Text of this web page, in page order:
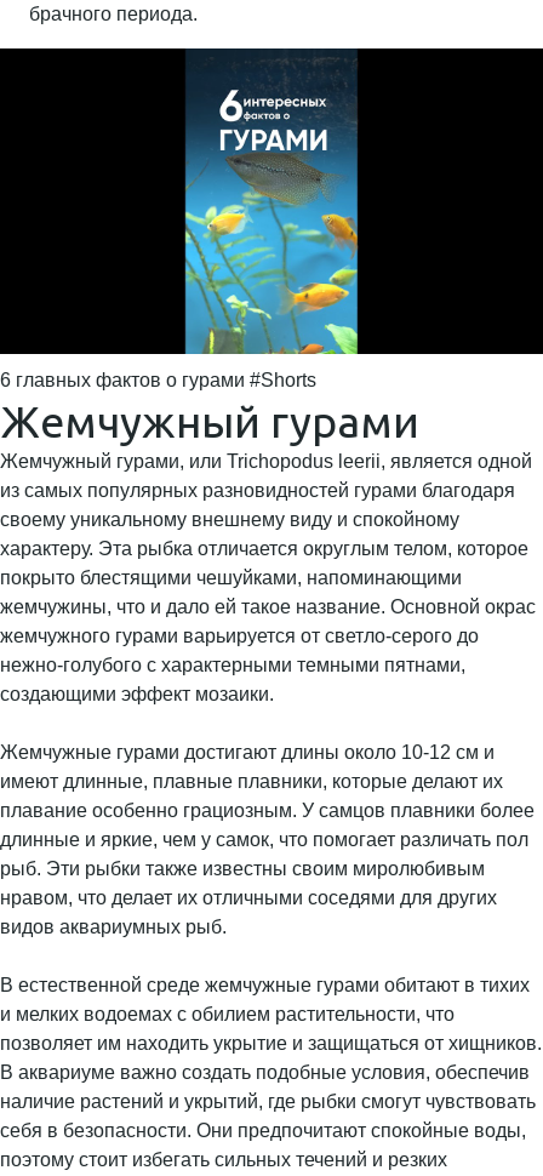
брачного периода.
6 главных фактов о гурами #Shorts
Жемчужный гурами
Жемчужный гурами, или Trichopodus leerii, является одной
из самых популярных разновидностей гурами благодаря
своему уникальному внешнему виду и спокойному
характеру. Эта рыбка отличается округлым телом, которое
покрыто блестящими чешуйками, напоминающими
жемчужины, что и дало ей такое название. Основной окрас
жемчужного гурами варьируется от светло-серого до
нежно-голубого с характерными темными пятнами,
создающими эффект мозаики.
Жемчужные гурами достигают длины около 10-12 см и
имеют длинные, плавные плавники, которые делают их
плавание особенно грациозным. У самцов плавники более
длинные и яркие, чем у самок, что помогает различать пол
рыб. Эти рыбки также известны своим миролюбивым
нравом, что делает их отличными соседями для других
видов аквариумных рыб.
В естественной среде жемчужные гурами обитают в тихих
и мелких водоемах с обилием растительности, что
позволяет им находить укрытие и защищаться от хищников.
В аквариуме важно создать подобные условия, обеспечив
наличие растений и укрытий, где рыбки смогут чувствовать
себя в безопасности. Они предпочитают спокойные воды,
поэтому стоит избегать сильных течений и резких